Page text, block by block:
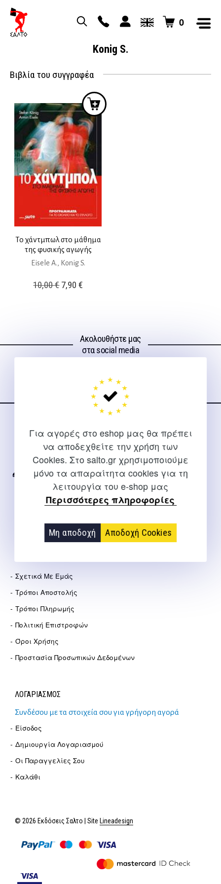
Για αγορές στο eshop μας θα πρέπει
να αποδεχθείτε την χρήση των
Cookies. Στο salto.gr χρησιμοποιούμε
μόνο τα απαραίτητα cookies για τη
λειτουργία του e-shop μας
Περισσότερες πληροφορίες
Μη αποδοχή Αποδοχή Cookies
0
Konig S.
Βιβλία του συγγραφέα
Το χάντμπωλ στο μάθημα
της φυσικής αγωγής
Eisele A., Konig S.
10,00€Original
7,90€
7,90 €.
Ακολουθήστε μας
στα social media
ΕΠΙΚΟΙΝΩΝΊΑ
Για διευκρινίσεις και υποστήριξη παραγγελιών μέσω του
Internet
2310 267108
info@salto.gr
Σχετικά Με Εμάς
Τρόποι Αποστολής
Τρόποι Πληρωμής
Πολιτική Επιστροφών
Όροι Χρήσης
Προστασία Προσωπικών Δεδομένων
ΛΟΓΑΡΙΑΣΜΟΣ
Συνδέσου με τα στοιχεία σου για γρήγορη αγορά
Είσοδος
Δημιουργία Λογαριασμού
Οι Παραγγελίες Σου
Καλάθι
© 2026 Εκδόσεις Σαλτο | Site Lineadesign